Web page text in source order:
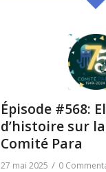
Épisode #568:
d’histoire sur
Comité Para
27 mai 2025 / 0